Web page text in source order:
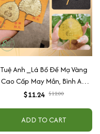
Tuệ Anh _Lá Bồ Đề Mạ Vàng
Cao Cấp May Mắn, Bình An,
Chiêu Tài Lộc
$11.24 $12.00
ADD TO CART